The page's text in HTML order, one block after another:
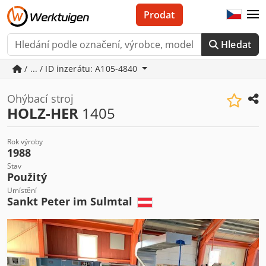
Hledat
Prodat
/ ... / ID inzerátu: A105-4840
Ohýbací stroj
HOLZ-HER 1405
Rok výroby
1988
Stav
Použitý
Umístění
Sankt Peter im Sulmtal